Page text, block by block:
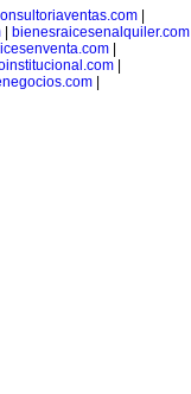
|
bienesraicesenalquiler.com
|
|